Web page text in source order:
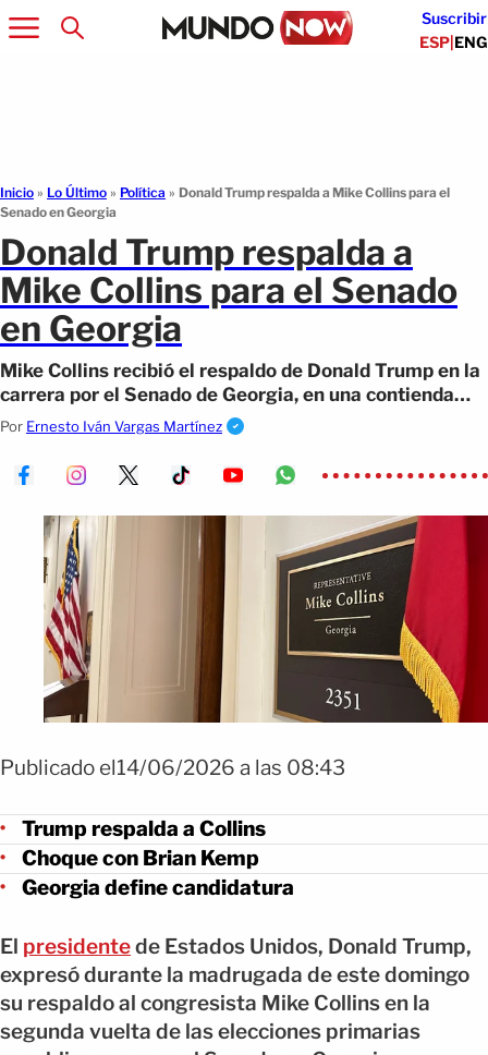
Suscribir
ESP|ENG
Inicio » Lo Último » Política » Donald Trump respalda a Mike Collins para el
Senado en Georgia
Donald Trump respalda a
Mike Collins para el Senado
en Georgia
Mike Collins recibió el respaldo de Donald Trump en la
carrera por el Senado de Georgia, en una contienda
marcada por tensiones republicanas.
Por Ernesto Iván Vargas Martínez
Publicado el14/06/2026 a las 08:43
Trump respalda a Collins
Choque con Brian Kemp
Georgia define candidatura
El presidentede Estados Unidos, Donald Trump,
expresó durante la madrugada de este domingo
su respaldo al congresista Mike Collins en la
segunda vuelta de las elecciones primarias